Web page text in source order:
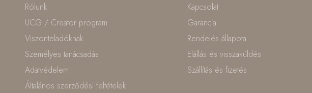
Rólunk
UCG / Creator program
Viszonteladóknak
Személyes tanácsadás
Adatvédelem
Általános szerződési feltételek
Kapcsolat
Garancia
Rendelés állapota
Elállás és visszaküldés
Szállítás és fizetés